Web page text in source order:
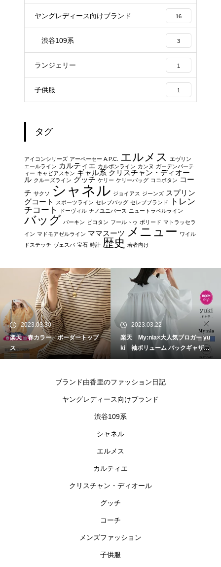
ヤングレディース向けブランド 16
渋谷109系 3
ランジェリー 1
子供服 1
タグ
アイコンシリーズ アーペーセー A.P.C. エルメス
エヴリン
エールライン カルティエ カルボンライン カンヌ ガーデンパーテ
ィー キャビアスキン ギャル系 クリスチャン・ディオー
ル クルーズライン グッチ ケリー ケリーバッグ ココボタン コー
チ サクソ シャネル ジョイアス ジーンズ スプリン
グコート
スポーツライン セレブバッグ セレブブランド
トレン
チコート
ドーヴィル ナノユニバース ニュートラベルライン
バッグ バーキン ピコタン フールトゥ ボリード マトラッセラ
イン マドモアゼルライン ママスーツ メニュー ワイル
ドステッチ ヴェスパ 宝石 時計 歴史 若者向け
2023.03.30
楽天 春カラー ボーダートップ
ス
2023.03.22
楽天 My:nia×大人気ブロガー yu
ki 袖ボリューム バックギャザー
シャツ
ブランド由香里のファッション日記
ヤングレディース向けブランド
渋谷109系
シャネル
エルメス
カルティエ
クリスチャン・ディオール
グッチ
コーチ
メンズファッション
子供服